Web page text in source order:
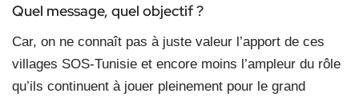
Quel message, quel objectif ?
Car, on ne connaît pas à juste valeur l’apport de ces
villages SOS-Tunisie et encore moins l’ampleur du rôle
qu’ils continuent à jouer pleinement pour le grand